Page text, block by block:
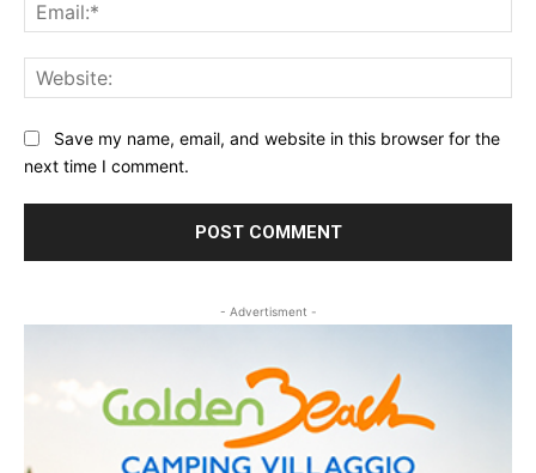
Save my name, email, and website in this browser for the
next time I comment.
- Advertisment -